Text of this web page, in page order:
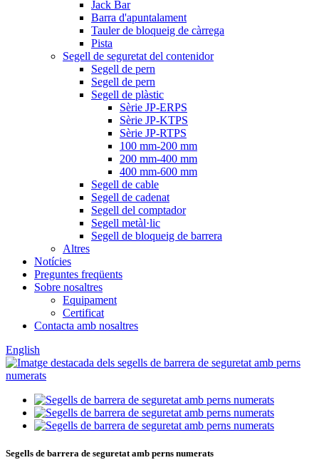
Jack Bar
Barra d'apuntalament
Tauler de bloqueig de càrrega
Pista
Segell de seguretat del contenidor
Segell de pern
Segell de pern
Segell de plàstic
Sèrie JP-ERPS
Sèrie JP-KTPS
Sèrie JP-RTPS
100 mm-200 mm
200 mm-400 mm
400 mm-600 mm
Segell de cable
Segell de cadenat
Segell del comptador
Segell metàl·lic
Segell de bloqueig de barrera
Altres
Notícies
Preguntes freqüents
Sobre nosaltres
Equipament
Certificat
Contacta amb nosaltres
English
Segells de barrera de seguretat amb perns numerats